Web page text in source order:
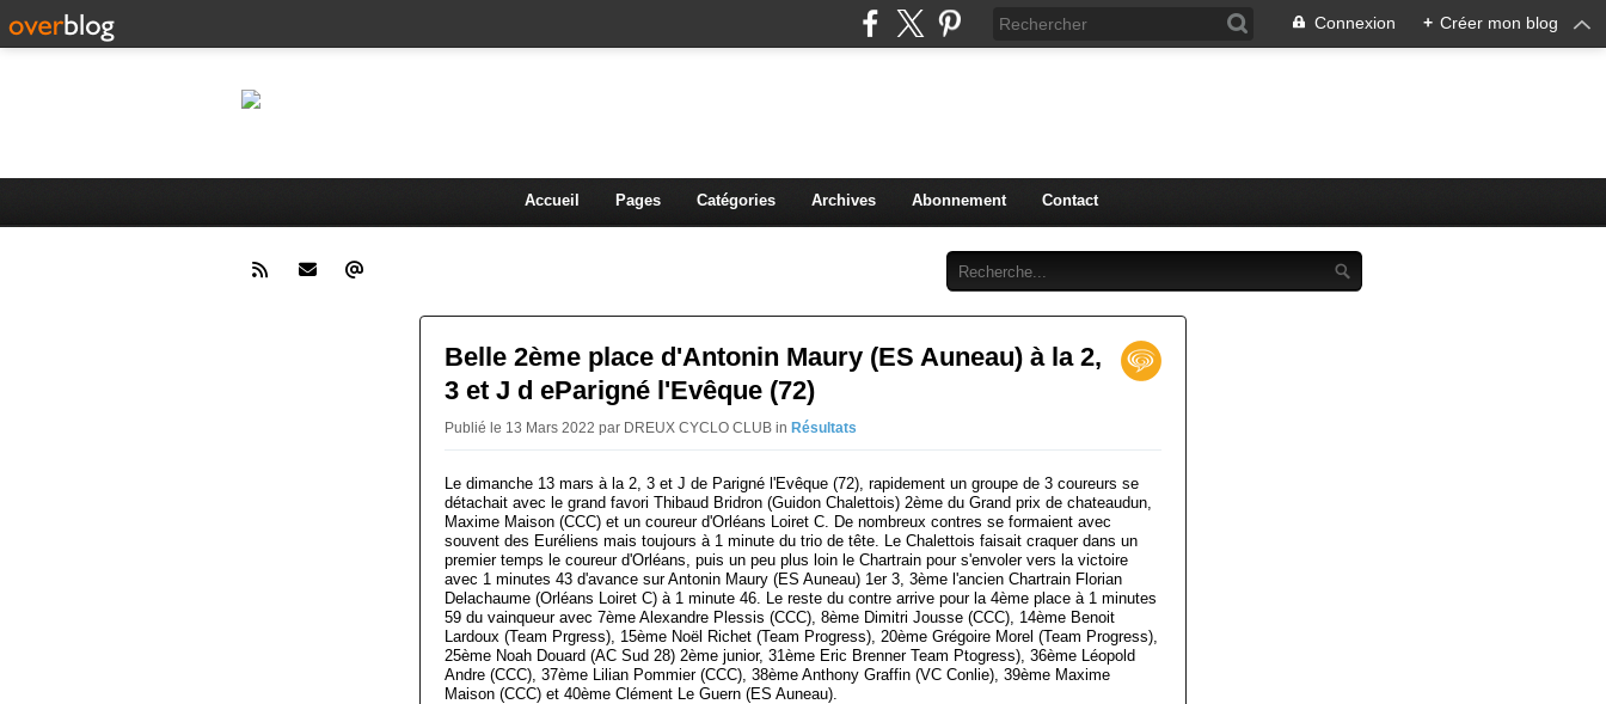
Connexion + Créer mon blog
Accueil Pages Catégories Archives Abonnement Contact
Belle 2ème place d'Antonin Maury (ES Auneau) à la 2,
3 et J d eParigné l'Evêque (72)
Publié le 13 Mars 2022 par DREUX CYCLO CLUB in Résultats
Le dimanche 13 mars à la 2, 3 et J de Parigné l'Evêque (72), rapidement un groupe de 3 coureurs se
détachait avec le grand favori Thibaud Bridron (Guidon Chalettois) 2ème du Grand prix de chateaudun,
Maxime Maison (CCC) et un coureur d'Orléans Loiret C. De nombreux contres se formaient avec
souvent des Euréliens mais toujours à 1 minute du trio de tête. Le Chalettois faisait craquer dans un
premier temps le coureur d'Orléans, puis un peu plus loin le Chartrain pour s'envoler vers la victoire
avec 1 minutes 43 d'avance sur Antonin Maury (ES Auneau) 1er 3, 3ème l'ancien Chartrain Florian
Delachaume (Orléans Loiret C) à 1 minute 46. Le reste du contre arrive pour la 4ème place à 1 minutes
59 du vainqueur avec 7ème Alexandre Plessis (CCC), 8ème Dimitri Jousse (CCC), 14ème Benoit
Lardoux (Team Prgress), 15ème Noël Richet (Team Progress), 20ème Grégoire Morel (Team Progress),
25ème Noah Douard (AC Sud 28) 2ème junior, 31ème Eric Brenner Team Ptogress), 36ème Léopold
Andre (CCC), 37ème Lilian Pommier (CCC), 38ème Anthony Graffin (VC Conlie), 39ème Maxime
Maison (CCC) et 40ème Clément Le Guern (ES Auneau).